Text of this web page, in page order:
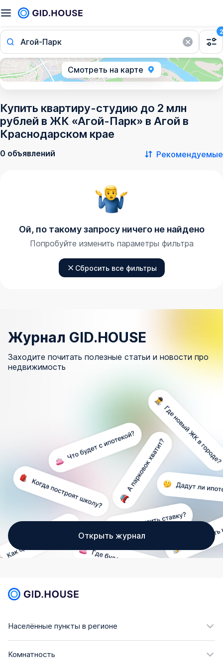
Агой-Парк
2
Смотреть на карте
Купить квартиру-студию до 2 млн
рублей в ЖК «Агой-Парк» в Агой в
Краснодарском крае
0 объявлений Рекомендуемые
Ой, по такому запросу ничего не найдено
Попробуйте изменить параметры фильтра
Сбросить все фильтры
Журнал GID.HOUSE
Заходите почитать полезные статьи и новости про
недвижимость
Открыть журнал
Населённые пункты в регионе
Комнатность